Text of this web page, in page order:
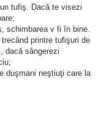
tufiş. Dacă te visezi
schimbarea v fi în bine.
printre tufişuri de
dacă sângerezi
duşmani neştiuţi care la